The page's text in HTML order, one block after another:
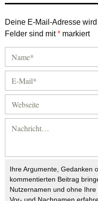
Deine E-Mail-Adresse
Felder sind mit* markiert
Ihre Argumente, Gedanken
kommentierten Beitrag
Nutzernamen und ohne